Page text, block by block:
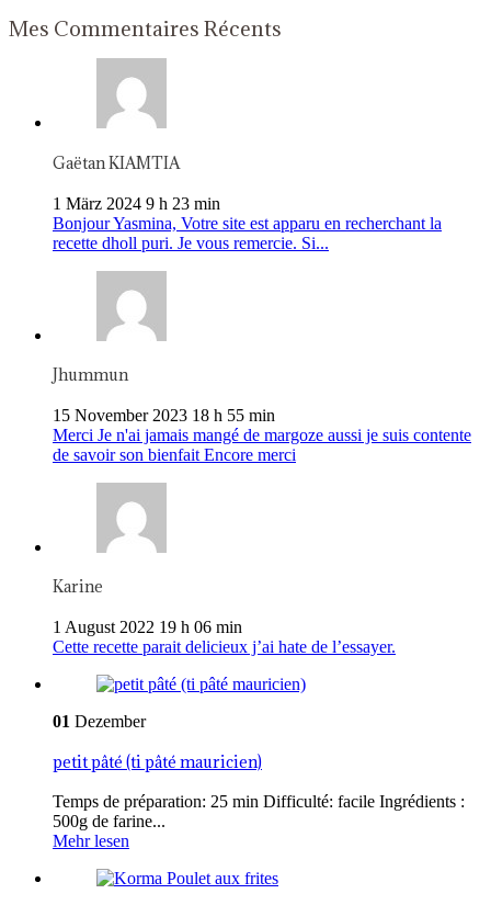
Mes Commentaires Récents
Gaëtan KIAMTIA
1 März 2024 9 h 23 min
Bonjour Yasmina, Votre site est apparu en recherchant la
recette dholl puri. Je vous remercie. Si...
Jhummun
15 November 2023 18 h 55 min
Merci Je n'ai jamais mangé de margoze aussi je suis contente
de savoir son bienfait Encore merci
Karine
1 August 2022 19 h 06 min
Cette recette parait delicieux j’ai hate de l’essayer.
01 Dezember
petit pâté (ti pâté mauricien)
Temps de préparation: 25 min Difficulté: facile Ingrédients :
500g de farine...
Mehr lesen